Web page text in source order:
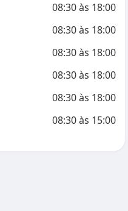
08:30às 18:00
08:30às 18:00
08:30às 18:00
08:30às 18:00
08:30às 18:00
08:30às 15:00